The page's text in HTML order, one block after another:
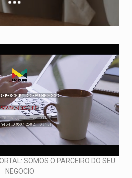
SOMOS O PARCEIRO DO SEU
NEGOCIO